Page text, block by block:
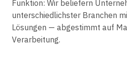
Funktion: Wir beliefern
unterschiedlichster Branchen
Lösungen — abgestimmt auf
Verarbeitung.